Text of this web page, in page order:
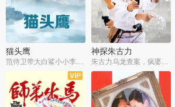
猫头鹰
范侍卫带大白鲨小小李破案寻妃
神探朱古力
朱古力乌龙查案，疯婆子神助攻